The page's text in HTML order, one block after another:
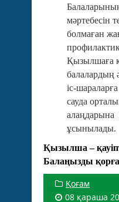
мәртебесін
болмаған
Қызылшаға
балалардың
іс-
сауда
алаңдарына
ұсынылады.
Қызылша –
Балаңызды
Қоғам
08 қараша